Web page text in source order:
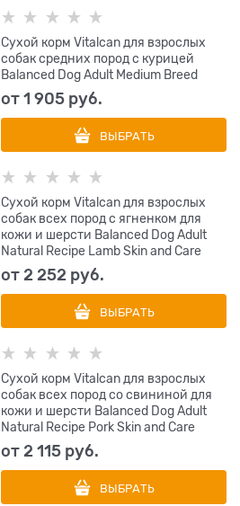
Сухой корм Vitalcan для взрослых
собак средних пород с курицей
Balanced Dog Adult Medium Breed
от1 905 руб.
ВЫБРАТЬ
Сухой корм Vitalcan для взрослых
собак всех пород с ягненком для
кожи и шерсти Balanced Dog Adult
Natural Recipe Lamb Skin and Care
от2 252 руб.
ВЫБРАТЬ
Сухой корм Vitalcan для взрослых
собак всех пород со свининой для
кожи и шерсти Balanced Dog Adult
Natural Recipe Pork Skin and Care
от2 115 руб.
ВЫБРАТЬ